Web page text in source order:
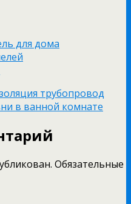
для дома
трубопровод
в ванной комнате
Обязательные